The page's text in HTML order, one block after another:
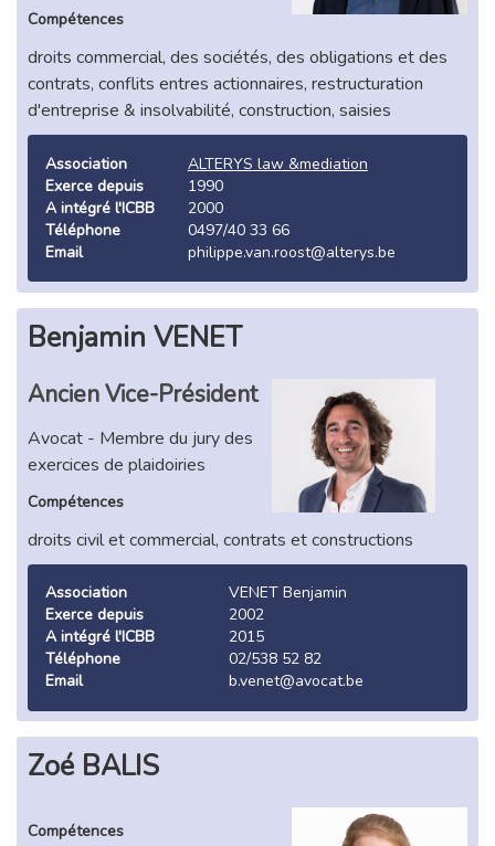
Compétences
droits commercial, des sociétés, des obligations et des
contrats, conflits entres actionnaires, restructuration
d'entreprise & insolvabilité, construction, saisies
Association
ALTERYS law &mediation
Exerce depuis
1990
A intégré l'ICBB
2000
Téléphone
0497/40 33 66
Email
philippe.van.roost@alterys.be
Benjamin VENET
Ancien Vice-Président
Avocat - Membre du jury des
exercices de plaidoiries
Compétences
droits civil et commercial, contrats et constructions
Association
VENET Benjamin
Exerce depuis
2002
A intégré l'ICBB
2015
Téléphone
02/538 52 82
Email
b.venet@avocat.be
Zoé BALIS
Compétences